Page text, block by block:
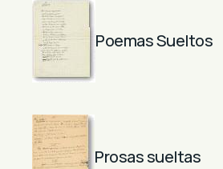
Poemas Sueltos
Prosas sueltas